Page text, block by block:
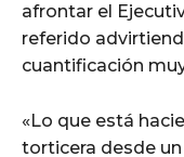
afrontar el
referido
cuantificación
«Lo que está
torticera desde